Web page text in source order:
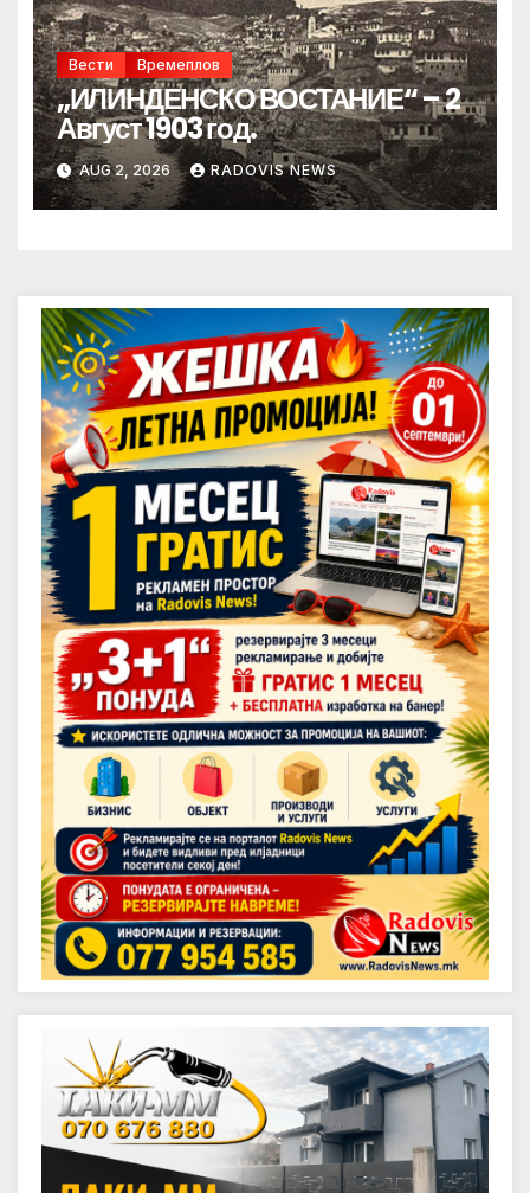
Вести Времеплов
„ИЛИНДЕНСКО ВОСТАНИЕ“ – 2
Август 1903 год.
AUG 2, 2026 RADOVIS NEWS